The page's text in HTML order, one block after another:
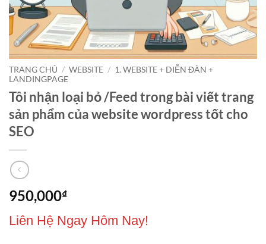
TRANG CHỦ / WEBSITE / 1. WEBSITE + DIỄN ĐÀN +
LANDINGPAGE
Tôi nhận loại bỏ /Feed trong bài viết trang
sản phẩm của website wordpress tốt cho
SEO
950,000₫
Liên Hệ Ngay Hôm Nay!